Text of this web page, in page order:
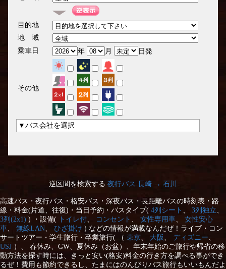
目的地
地 域
乗車日
年 月 日発
その他
▼バス会社を選択
逆区間を検索する 夜行バス 長崎 → 石川
高速バス・夜行バス・格安バス・深夜バス・長距離バスの時刻表・路
線・料金(片道、往復)・当日予約・バスタイプ( 4列シート 3列独立
3列(2x1) ) ・設備( トイレ付 コンセント 女性専用車
女性安心
車
無線LAN ひざ掛け ) などの情報が満載なんだぜ！ライブ・コン
サートツアー・学生旅行・卒業旅行( （ 東京 大阪 ディズニー
USJ ）、 春休み、GW、夏休み（お盆）、年末年始のご旅行や帰省の移
動方法を探す時には、きっと安い(格安)料金の行き方を調べる事ができ
るぜ！費用も節約できるし、たまにはのんびりバス旅行もいいもんだよ